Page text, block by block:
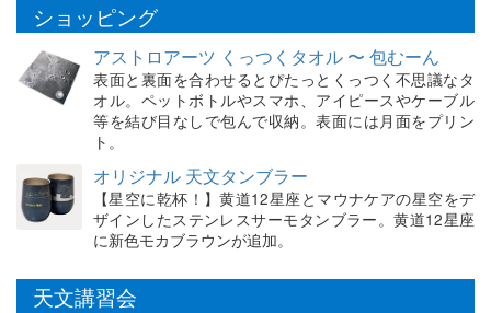
ショッピング
アストロアーツ くっつくタオル 〜 包むーん
表面と裏面を合わせるとぴたっとくっつく不思議なタ
オル。ペットボトルやスマホ、アイピースやケーブル
等を結び目なしで包んで収納。表面には月面をプリン
ト。
オリジナル 天文タンブラー
【星空に乾杯！】黄道12星座とマウナケアの星空をデ
ザインしたステンレスサーモタンブラー。黄道12星座
に新色モカブラウンが追加。
天文講習会